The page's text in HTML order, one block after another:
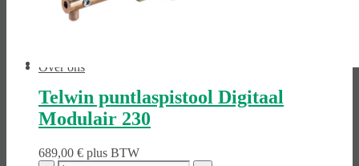
Over ons
Telwin puntlaspistool Digitaal
Modulair 230
689,00 € plus BTW